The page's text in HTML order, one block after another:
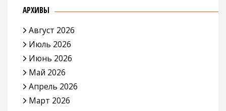
АРХИВЫ
Август 2026
Июль 2026
Июнь 2026
Май 2026
Апрель 2026
Март 2026